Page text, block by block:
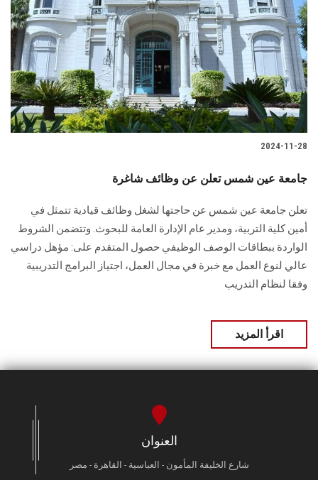
الطلاب
هيئة التدريس
الدراسات العليا
الخريجين
سجل الان
2024-11-28
جامعة عين شمس تعلن عن وظائف شاغرة
تعلن جامعة عين شمس عن حاجتها لشغل وظائف قيادية تتمثل في
أمين كلية التربية، ومدير عام ‏الإدارة العامة للبحوث.‏ وتتضمن الشروط
الواردة ببطاقات الوصف الوظيفي حصول المتقدم على:‏ مؤهل دراسي
عالي لنوع العمل مع خبرة في مجال العمل،‏ اجتياز البرامج التدريبية
وفقا لنظام التدريب
اقرأ المزيد
العنوان
شارع الخليفة المأمون - العباسية - القاهرة - مصر